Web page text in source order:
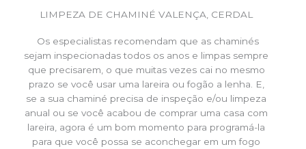
LIMPEZA DE CHAMINÉ VALENÇA, CERDAL
Os especialistas recomendam que as chaminés
sejam inspecionadas todos os anos e limpas sempre
que precisarem, o que muitas vezes cai no mesmo
prazo se você usar uma lareira ou fogão a lenha. E,
se a sua chaminé precisa de inspeção e/ou limpeza
anual ou se você acabou de comprar uma casa com
lareira, agora é um bom momento para programá-la
para que você possa se aconchegar em um fogo